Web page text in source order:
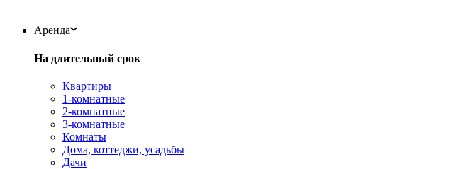
Аренда
На длительный срок
Квартиры
1-комнатные
2-комнатные
3-комнатные
Комнаты
Дома, коттеджи, усадьбы
Дачи